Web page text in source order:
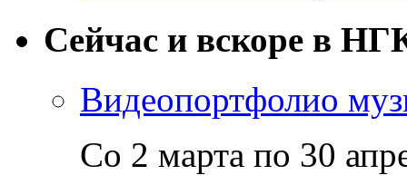
Сейчас и вскоре в
Видеопортфолио
Со 2 марта по 30